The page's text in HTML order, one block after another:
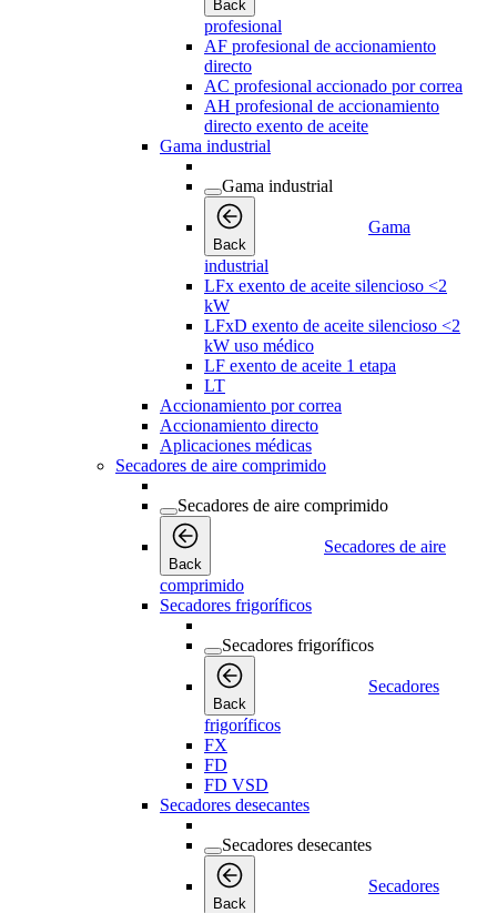
Back
profesional
AF profesional de accionamiento
directo
AC profesional accionado por correa
AH profesional de accionamiento
directo exento de aceite
Gama industrial
Gama industrial
Back
Gama
industrial
LFx exento de aceite silencioso <2
kW
LFxD exento de aceite silencioso <2
kW uso médico
LF exento de aceite 1 etapa
LT
Accionamiento por correa
Accionamiento directo
Aplicaciones médicas
Secadores de aire comprimido
Secadores de aire comprimido
Back
Secadores de aire
comprimido
Secadores frigoríficos
Secadores frigoríficos
Back
Secadores
frigoríficos
FX
FD
FD VSD
Secadores desecantes
Secadores desecantes
Back
Secadores